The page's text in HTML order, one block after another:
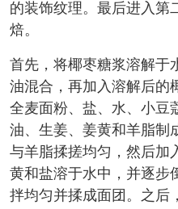
的装饰纹理。最后进入第
焙。
首先，将椰枣糖浆溶解于
油混合，再加入溶解后的
全麦面粉、盐、水、小豆
油、生姜、姜黄和羊脂制
与羊脂揉搓均匀，然后加
黄和盐溶于水中，并逐步
拌均匀并揉成面团。之后